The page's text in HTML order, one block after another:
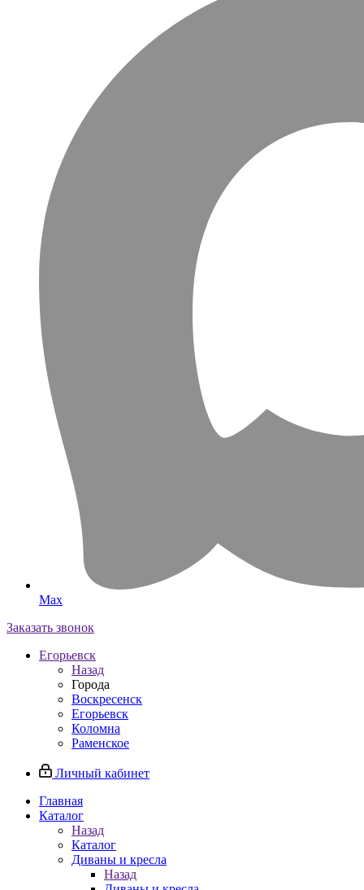
Max
Заказать звонок
Егорьевск
Назад
Города
Воскресенск
Егорьевск
Коломна
Раменское
Личный кабинет
Главная
Каталог
Назад
Каталог
Диваны и кресла
Назад